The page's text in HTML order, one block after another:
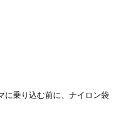
に乗り込む前に、ナイロン袋